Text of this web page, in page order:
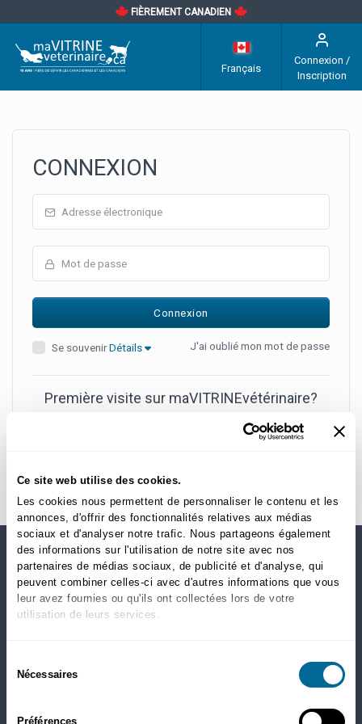
Ce site web utilise des cookies.
Les cookies nous permettent de personnaliser le contenu et les
annonces, d'offrir des fonctionnalités relatives aux médias
sociaux et d'analyser notre trafic. Nous partageons également
des informations sur l'utilisation de notre site avec nos
partenaires de médias sociaux, de publicité et d'analyse, qui
peuvent combiner celles-ci avec d'autres informations que vous
leur avez fournies ou qu'ils ont collectées lors de votre
utilisation de leurs services.
duNécessaires
Préférences
FIÈREMENT CANADIEN
Français
Connexion /
Inscription
CONNEXION
Se souvenirDétails J'ai oublié mon mot de passe
Première visite sur maVITRINEvétérinaire?
Créer un nouveau compte
MAGASINEZ PAR CATÉGORIES
Chiens
Gâteries
Chats